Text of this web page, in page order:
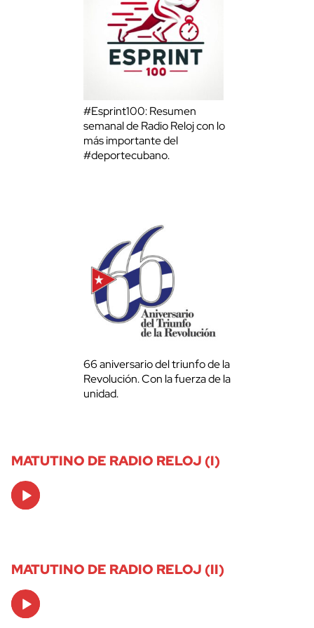
#Esprint100: Resumen
semanal de Radio Reloj con lo
más importante del
#deportecubano.
66 aniversario del triunfo de la
Revolución. Con la fuerza de la
unidad.
MATUTINO DE RADIO RELOJ (I)
Audio
Player
MATUTINO DE RADIO RELOJ (II)
Audio
Player